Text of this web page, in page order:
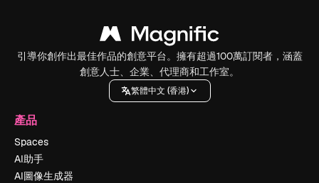
引導你創作出最佳作品的創意平台。擁有超過100萬訂閱者，涵蓋
創意人士、企業、代理商和工作室。
繁體中文 (香港)
產品
Spaces
AI助手
AI圖像生成器